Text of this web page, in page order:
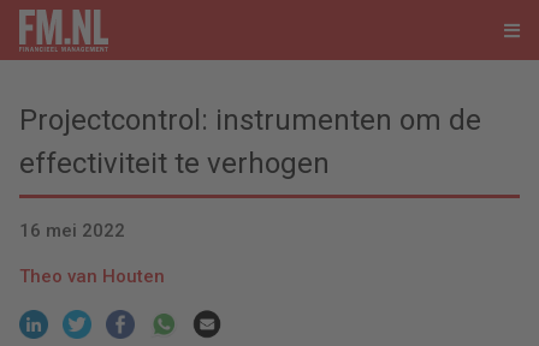
Projectcontrol: instrumenten om de
effectiviteit te verhogen
16 mei 2022
Theo van Houten